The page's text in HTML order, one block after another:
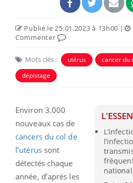
Publié le 25.01.2023 à 13h00 |
Commenter
Mots clés : utérus
cancer du
dépistage
Environ 3.000
nouveaux cas de
cancers du col de
l’utérussont
détectés chaque
année, d’après les